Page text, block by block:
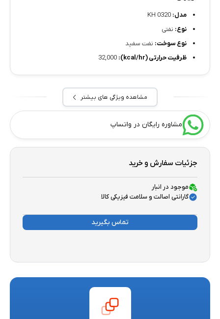
مدل:
نوع: نفتی
نوع سوخت: نفت سفید
ظرفیت حرارتی (kcal/hr):
مشاهده ویژگی های بیشتر
مشاوره رایگان در واتساپ
جزئیات سفارش و خرید
موجود در انبار
گارانتی اصالت و سلامت فیزیکی کالا
تماس بگیرید